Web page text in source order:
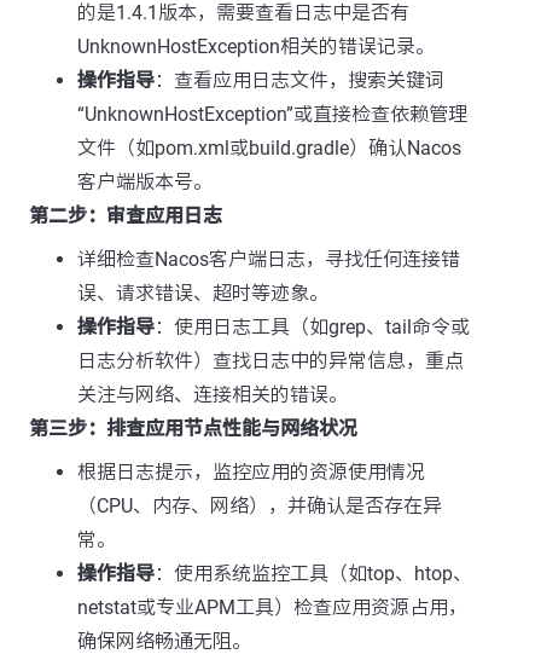
的是1.4.1版本，需要查看日志中是否有
UnknownHostException相关的错误记录。
操作指导：查看应用日志文件，搜索关键词
“UnknownHostException”或直接检查依赖管理
文件（如pom.xml或build.gradle）确认Nacos
客户端版本号。
第二步：审查应用日志
详细检查Nacos客户端日志，寻找任何连接错
误、请求错误、超时等迹象。
操作指导：使用日志工具（如grep、tail命令或
日志分析软件）查找日志中的异常信息，重点
关注与网络、连接相关的错误。
第三步：排查应用节点性能与网络状况
根据日志提示，监控应用的资源使用情况
（CPU、内存、网络），并确认是否存在异
常。
操作指导：使用系统监控工具（如top、htop、
netstat或专业APM工具）检查应用资源占用，
确保网络畅通无阻。